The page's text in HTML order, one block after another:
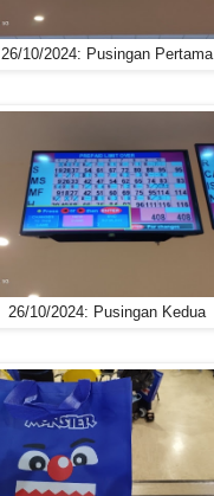
26/10/2024: Pusingan Pertama
26/10/2024: Pusingan Kedua